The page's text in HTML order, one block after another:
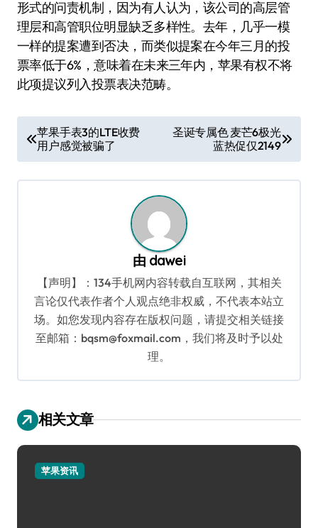
形式的问责机制，因为有人认为，该公司的高层管
理层和高管职位明显缺乏多样性。去年，几乎一模
一样的提案遭到否决，而类似提案在今年三月的投
票率低于6%，意味着在未来三年内，苹果有权不将
此项提议列入投票表决范畴。
章
导
苹果手表3的LTE收费
用户感觉被骗了
圣诞专属色 麦芒6极光
蓝热促仅2149
由 dawei
【声明】：134手机网内容转载自互联网，其相关
言论仅代表作者个人观点绝非权威，不代表本站立
场。如您发现内容存在版权问题，请提交相关链接
至邮箱：bqsm@foxmail.com，我们将及时予以处
理。
相关文章
苹果资讯